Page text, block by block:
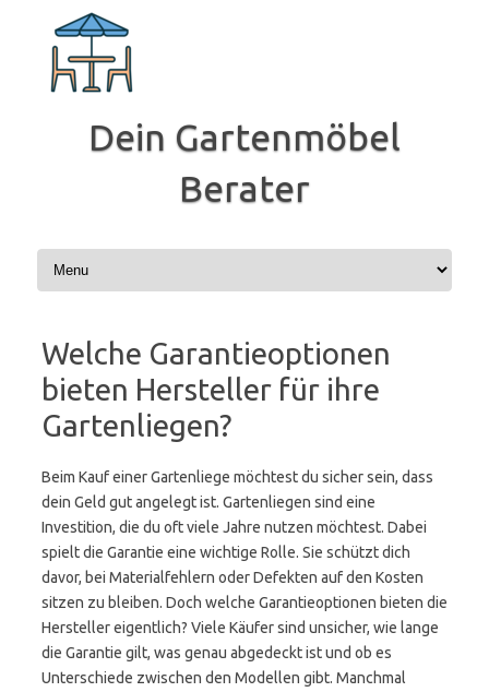
Inhalt
springen
Dein Gartenmöbel
Berater
Welche Garantieoptionen
bieten Hersteller für ihre
Gartenliegen?
Beim Kauf einer Gartenliege möchtest du sicher sein, dass
dein Geld gut angelegt ist. Gartenliegen sind eine
Investition, die du oft viele Jahre nutzen möchtest. Dabei
spielt die Garantie eine wichtige Rolle. Sie schützt dich
davor, bei Materialfehlern oder Defekten auf den Kosten
sitzen zu bleiben. Doch welche Garantieoptionen bieten die
Hersteller eigentlich? Viele Käufer sind unsicher, wie lange
die Garantie gilt, was genau abgedeckt ist und ob es
Unterschiede zwischen den Modellen gibt. Manchmal